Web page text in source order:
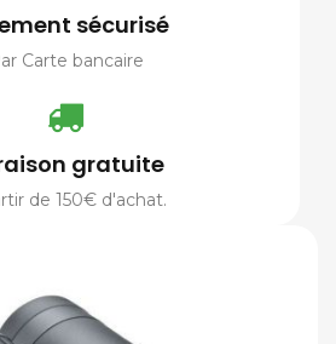
sécurisé
Carte bancaire
gratuite
de 150€ d'achat.